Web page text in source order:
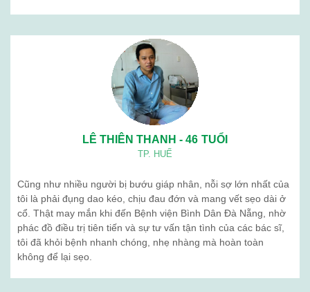
LÊ THIÊN THANH - 46 TUỔI
TP. HUẾ
Cũng như nhiều người bị bướu giáp nhân, nỗi sợ lớn nhất của
tôi là phải đụng dao kéo, chịu đau đớn và mang vết sẹo dài ở
cổ. Thật may mắn khi đến Bệnh viện Bình Dân Đà Nẵng, nhờ
phác đồ điều trị tiên tiến và sự tư vấn tận tình của các bác sĩ,
tôi đã khỏi bệnh nhanh chóng, nhẹ nhàng mà hoàn toàn
không để lại sẹo.